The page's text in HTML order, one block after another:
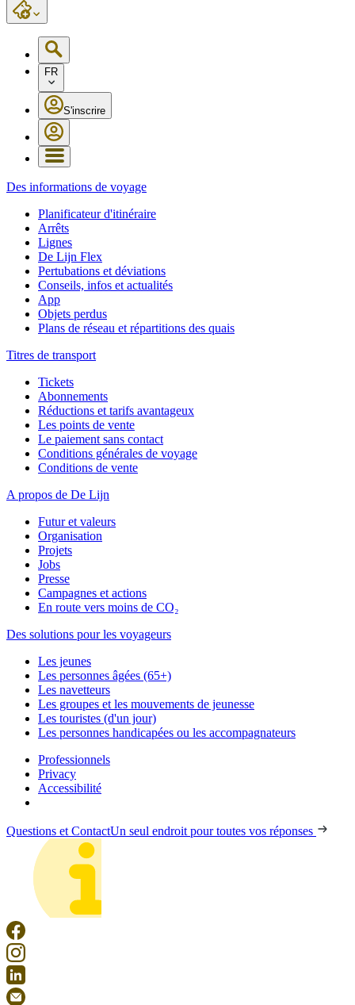
FR
S'inscrire
Des informations de voyage
Planificateur d'itinéraire
Arrêts
Lignes
De Lijn Flex
Pertubations et déviations
Conseils, infos et actualités
App
Objets perdus
Plans de réseau et répartitions des quais
Titres de transport
Tickets
Abonnements
Réductions et tarifs avantageux
Les points de vente
Le paiement sans contact
Conditions générales de voyage
Conditions de vente
A propos de De Lijn
Futur et valeurs
Organisation
Projets
Jobs
Presse
Campagnes et actions
En route vers moins de CO₂
Des solutions pour les voyageurs
Les jeunes
Les personnes âgées (65+)
Les navetteurs
Les groupes et les mouvements de jeunesse
Les touristes (d'un jour)
Les personnes handicapées ou les accompagnateurs
Professionnels
Privacy
Accessibilité
Questions et ContactUn seul endroit pour toutes vos réponses